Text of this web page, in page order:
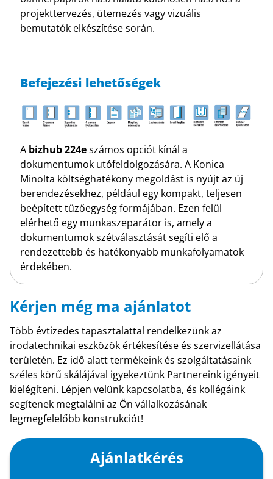
projekttervezés, ütemezés vagy vizuális
bemutatók elkészítése során.
Befejezési lehetőségek
A bizhub 224eszámos opciót kínál a
dokumentumok utófeldolgozására. A Konica
Minolta költséghatékony megoldást is nyújt az új
berendezésekhez, például egy kompakt, teljesen
beépített tűzőegység formájában. Ezen felül
elérhető egy munkaszeparátor is, amely a
dokumentumok szétválasztását segíti elő a
rendezettebb és hatékonyabb munkafolyamatok
érdekében.
Kérjen még ma ajánlatot
Több évtizedes tapasztalattal rendelkezünk az
irodatechnikai eszközök értékesítése és szervizellátása
területén. Ez idő alatt termékeink és szolgáltatásaink
széles körű skálájával igyekeztünk Partnereink igényeit
kielégíteni. Lépjen velünk kapcsolatba, és kollégáink
segítenek megtalálni az Ön vállalkozásának
legmegfelelőbb konstrukciót!
Ajánlatkérés